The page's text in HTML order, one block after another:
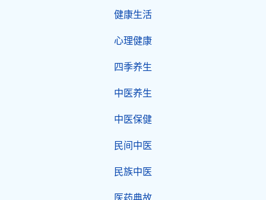
健康生活
心理健康
四季养生
中医养生
中医保健
民间中医
民族中医
医药典故